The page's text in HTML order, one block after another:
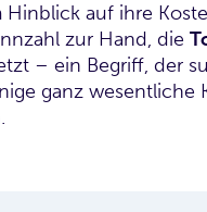
Hinblick auf ihre
zur Hand, die
– ein Begriff, der
ganz